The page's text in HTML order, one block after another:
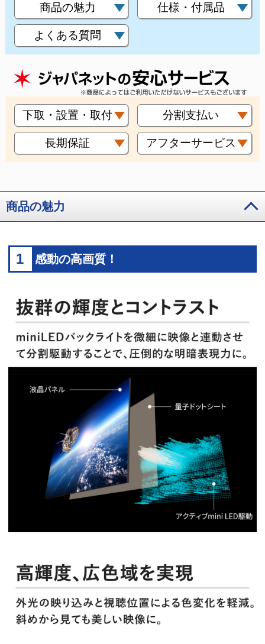
商品の魅力 仕様・付属品
よくある質問
下取・設置・取付 分割支払い
長期保証 アフターサービス
商品の魅力
1 感動の高画質！